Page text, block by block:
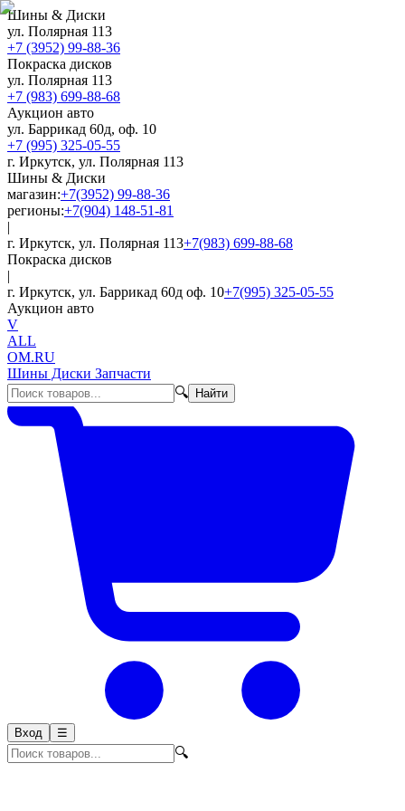
Шины & Диски
ул. Полярная 113
+7 (3952) 99-88-36
Покраска дисков
ул. Полярная 113
+7 (983) 699-88-68
Аукцион авто
ул. Баррикад 60д, оф. 10
+7 (995) 325-05-55
г. Иркутск, ул. Полярная 113
Шины & Диски
магазин:+7(3952) 99-88-36
регионы:+7(904) 148-51-81
|
г. Иркутск, ул. Полярная 113+7(983) 699-88-68
Покраска дисков
|
г. Иркутск, ул. Баррикад 60д оф. 10+7(995) 325-05-55
Аукцион авто
V
ALL
OM.RU
Шины Диски Запчасти
🔍
Найти
Вход ☰
🔍